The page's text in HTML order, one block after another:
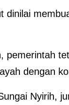
dinilai
pemerintah
dengan
Nyirih,